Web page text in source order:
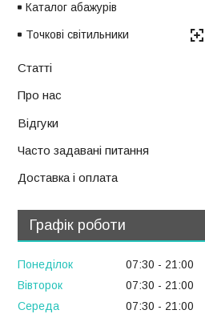
Каталог абажурів
Точкові світильники
Статті
Про нас
Відгуки
Часто задавані питання
Доставка і оплата
Графік роботи
Понеділок 07:30
21:00
Вівторок
07:30
21:00
Середа
07:30
21:00